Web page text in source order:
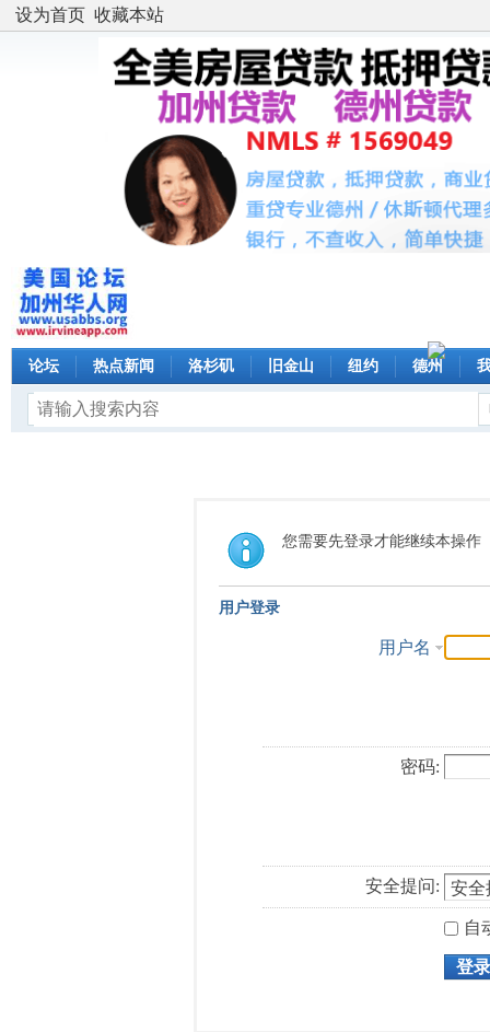
设为首页 收藏本站
论坛 热点新闻 洛杉矶 旧金山 纽约 德州
您需要先登录才能继续本操作
用户登录
用户名
密码:
安全提问:
自
登录